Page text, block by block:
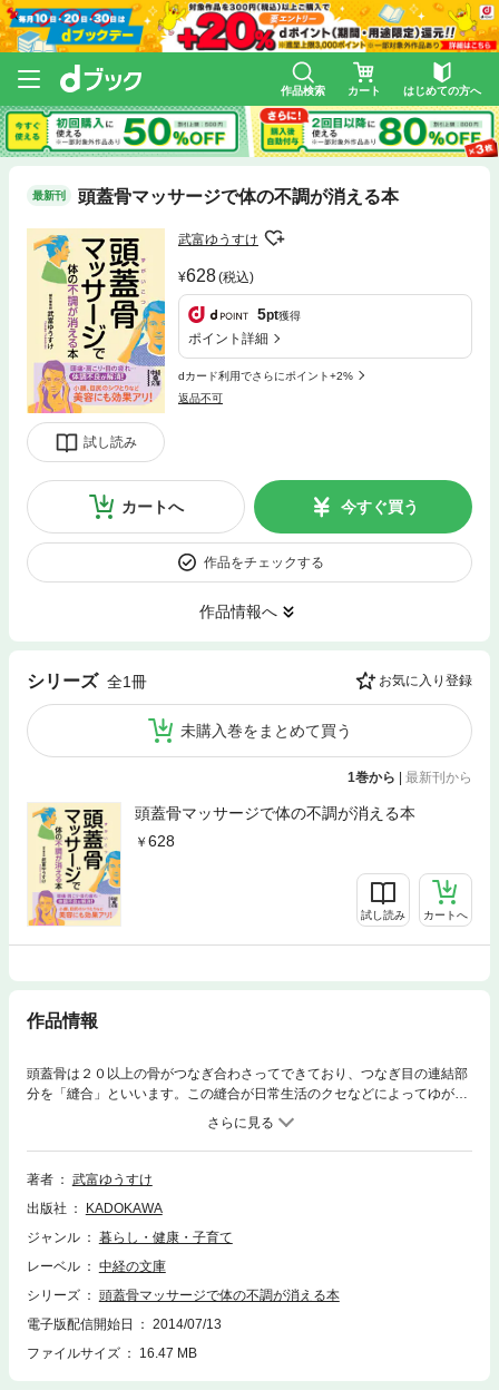
作品検索 カート はじめての方へ
最新刊 頭蓋骨マッサージで体の不調が消える本
試し読み
武富ゆうすけ
628(税込)
5pt獲得
ポイント詳細
dカード利用でさらにポイント+2%
返品不可
カートへ 今すぐ買う
作品をチェックする
作品情報へ
シリーズ 全1冊 お気に入り登録
未購入巻をまとめて買う
1巻から | 最新刊から
頭蓋骨マッサージで体の不調が消える本
628
試し読み カートへ
作品情報
頭蓋骨は２０以上の骨がつなぎ合わさってできており、つなぎ目の連結部
分を「縫合」といいます。この縫合が日常生活のクセなどによってゆがむ
ことが、頭痛や首の痛み、肩こりなどの不調の一因になっています。本書
で紹介する「頭蓋骨マッサージ」は、このゆがみを矯正する画期的な方
法！あごの下のたるみ・目尻のシワの解消など、美容にも効果がある「頭
蓋骨マッサージ」に、ぜひトライしてください。
著者
武富ゆうすけ
出版社
KADOKAWA
ジャンル
暮らし・健康・子育て
レーベル
中経の文庫
シリーズ
頭蓋骨マッサージで体の不調が消える本
電子版配信開始日
2014/07/13
ファイルサイズ
16.47 MB